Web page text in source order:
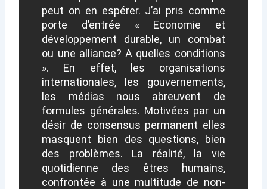
peut on en espérer. J’ai pris comme
porte d’entrée « Economie et
développement durable, un combat
ou une alliance? A quelles conditions
». En effet, les organisations
internationales, les gouvernements,
les médias nous abreuvent de
formules générales. Motivées par un
désir de consensus permanent elles
masquent bien des questions, bien
des problèmes. La réalité, la vie
quotidienne des êtres humains,
confrontée à une multitude de non-